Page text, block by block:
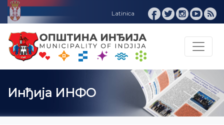
Инђија ИНФО